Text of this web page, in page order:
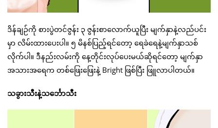
ဒိန်ချဉ်ကို စားပွဲတင်ဇွန်း ၃ ဇွန်းစာလောက်ယူပြီး မျက်နှာနဲ့လည်ပင်း
မှာ လိမ်းထားပေးပါ။ ၅ မိနစ်ပြည့်ရင်တော့ ရေခဲရေနဲ့မျက်နှာသစ်
လိုက်ပါ။ ဒီနည်းလမ်းကို နေ့တိုင်းလုပ်ပေးမယ်ဆိုရင်တော့ မျက်နှာ
အသားအရေက တစ်ဖြေးဖြေးနဲ့ Bright ဖြစ်ပြီး ဖြူလာပါတယ်။
သခွားသီးနဲ့သင်္ဘောသီး